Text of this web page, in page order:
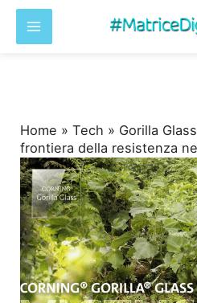
Home »Tech » Gorilla
frontiera della resistenza